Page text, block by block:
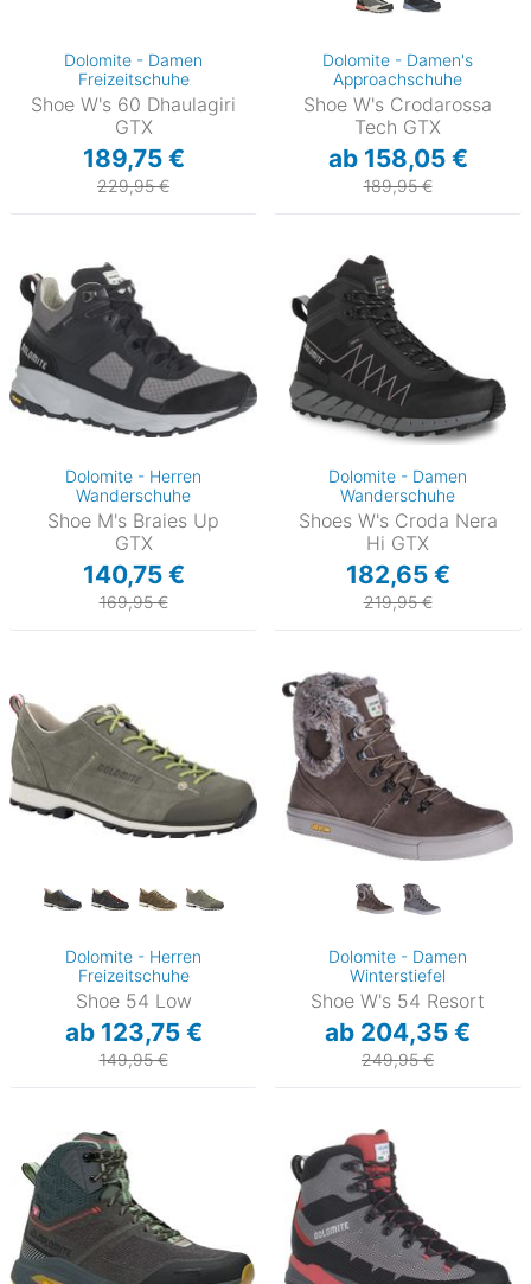
Dolomite - Damen
Freizeitschuhe
Shoe W's 60 Dhaulagiri
GTX
189,75 €
229,95 €
Dolomite - Damen's
Approachschuhe
Shoe W's Crodarossa
Tech GTX
ab 158,05 €
189,95 €
Dolomite - Herren
Wanderschuhe
Shoe M's Braies Up
GTX
140,75 €
169,95 €
Dolomite - Damen
Wanderschuhe
Shoes W's Croda Nera
Hi GTX
182,65 €
219,95 €
Dolomite - Herren
Freizeitschuhe
Shoe 54 Low
ab 123,75 €
149,95 €
Dolomite - Damen
Winterstiefel
Shoe W's 54 Resort
ab 204,35 €
249,95 €